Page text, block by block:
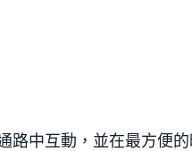
路中互動，並在最方便